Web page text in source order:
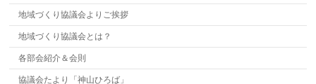
地域づくり協議会よりご挨拶
地域づくり協議会とは？
各部会紹介＆会則
協議会たより「神山ひろば」